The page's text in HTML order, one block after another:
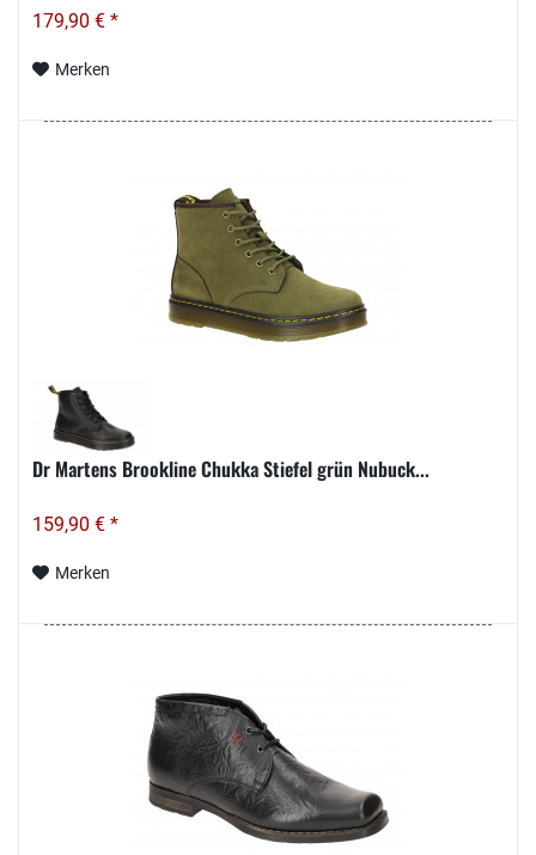
179,90 € *
Merken
Dr Martens Brookline Chukka Stiefel grün Nubuck...
159,90 € *
Merken